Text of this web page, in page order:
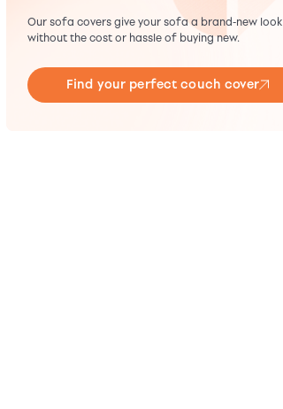
Our sofa covers give your sofa a brand-new look
without the cost or hassle of buying new.
Find your perfect couch cover